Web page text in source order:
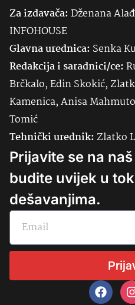
Za izdavača:Dženana
INFOHOUSE
Glavna urednica: Senka
Redakcija i saradnici/ce:
Brčkalo, Edin Skokić,
Kamenica, Anisa
Tomić
Tehnički urednik:Zlatko
Prijavite se na
budite uvijek u
dešavanjima.